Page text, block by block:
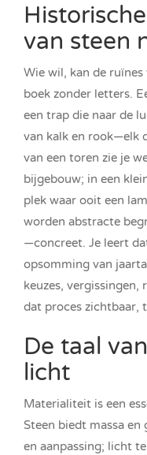
van steen
Wie wil, kan de ruïnes
boek zonder letters.
een trap die naar de
van kalk en rook—elk
van een toren zie je
bijgebouw; in een
plek waar ooit een
worden abstracte
—concreet. Je leert
opsomming van
keuzes, vergissingen,
dat proces zichtbaar,
De taal
licht
Materialiteit is een
Steen biedt massa
en aanpassing; licht